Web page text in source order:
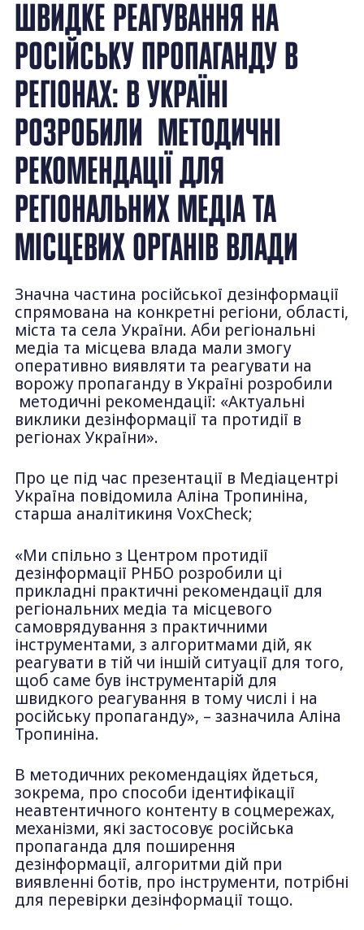
ШВИДКЕ РЕАГУВАННЯ НА
РОСІЙСЬКУ ПРОПАГАНДУ В
РЕГІОНАХ: В УКРАЇНІ
РОЗРОБИЛИ МЕТОДИЧНІ
РЕКОМЕНДАЦІЇ ДЛЯ
РЕГІОНАЛЬНИХ МЕДІА ТА
МІСЦЕВИХ ОРГАНІВ ВЛАДИ
Значна частина російської дезінформації
спрямована на конкретні регіони, області,
міста та села України. Аби регіональні
медіа та місцева влада мали змогу
оперативно виявляти та реагувати на
ворожу пропаганду в Україні розробили
методичні рекомендації: «Актуальні
виклики дезінформації та протидії в
регіонах України».
Про це під час презентації в Медіацентрі
Україна повідомила Аліна Тропиніна,
старша аналітикиня VoxCheck;
«Ми спільно з Центром протидії
дезінформації РНБО розробили ці
прикладні практичні рекомендації для
регіональних медіа та місцевого
самоврядування з практичними
інструментами, з алгоритмами дій, як
реагувати в тій чи іншій ситуації для того,
щоб саме був інструментарій для
швидкого реагування в тому числі і на
російську пропаганду», – зазначила Аліна
Тропиніна.
В методичних рекомендаціях йдеться,
зокрема, про способи ідентифікації
неавтентичного контенту в соцмережах,
механізми, які застосовує російська
пропаганда для поширення
дезінформації, алгоритми дій при
виявленні ботів, про інструменти, потрібні
для перевірки дезінформації тощо.